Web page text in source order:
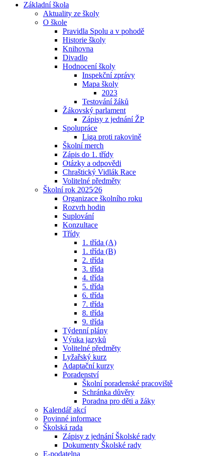
Základní škola
Aktuality ze školy
O škole
Pravidla Spolu a v pohodě
Historie školy
Knihovna
Divadlo
Hodnocení školy
Inspekční zprávy
Mapa školy
2023
Testování žáků
Žákovský parlament
Zápisy z jednání ŽP
Spolupráce
Liga proti rakovině
Školní merch
Zápis do 1. třídy
Otázky a odpovědi
Chraštický Vidlák Race
Volitelné předměty
Školní rok 2025⁄26
Organizace školního roku
Rozvrh hodin
Suplování
Konzultace
Třídy
1. třída (A)
1. třída (B)
2. třída
3. třída
4. třída
5. třída
6. třída
7. třída
8. třída
9. třída
Týdenní plány
Výuka jazyků
Volitelné předměty
Lyžařský kurz
Adaptační kurzy
Poradenství
Školní poradenské pracoviště
Schránka důvěry
Poradna pro děti a žáky
Kalendář akcí
Povinné informace
Školská rada
Zápisy z jednání Školské rady
Dokumenty Školské rady
E-podatelna